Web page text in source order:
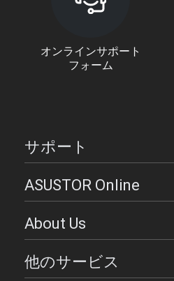
オンラインサポート
フォーム
サポート
ASUSTOR Online
About Us
他のサービス